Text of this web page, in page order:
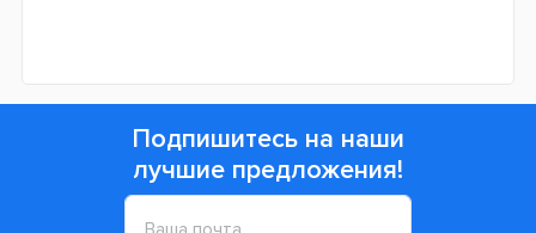
Подпишитесь на наши
лучшие предложения!